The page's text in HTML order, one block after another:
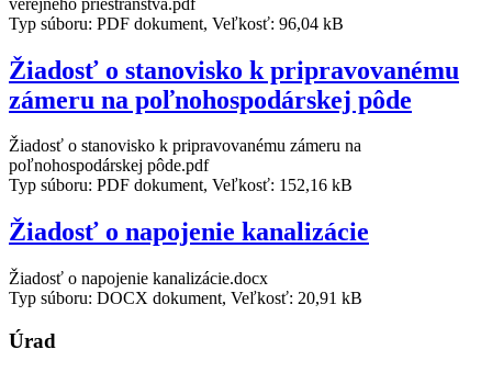
Typ súboru: PDF dokument, Veľkosť: 96,04 kB
Žiadosť o stanovisko k pripravovanému
zámeru na poľnohospodárskej pôde
Žiadosť o stanovisko k pripravovanému zámeru na
poľnohospodárskej pôde.pdf
Typ súboru: PDF dokument, Veľkosť: 152,16 kB
Žiadosť o napojenie kanalizácie
Žiadosť o napojenie kanalizácie.docx
Typ súboru: DOCX dokument, Veľkosť: 20,91 kB
Úrad